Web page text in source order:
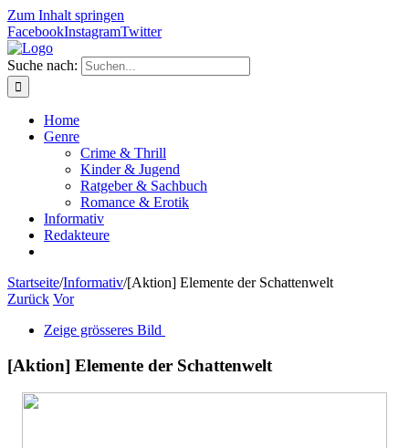
Zum Inhalt springen
FacebookInstagramTwitter
Suche nach:
Home
Genre
Crime & Thrill
Kinder & Jugend
Ratgeber & Sachbuch
Romance & Erotik
Informativ
Redakteure
Startseite/Informativ/[Aktion] Elemente der Schattenwelt
Zurück Vor
Zeige grösseres Bild
[Aktion] Elemente der Schattenwelt